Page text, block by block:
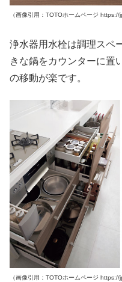
（画像引用：TOTOホームページ https://
浄水器用水栓は調理スペ
きな鍋をカウンターに置
の移動が楽です。
（画像引用：TOTOホームページ https://